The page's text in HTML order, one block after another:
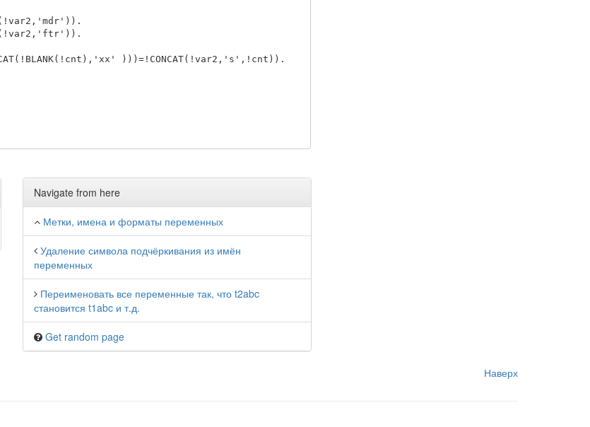
)))=!CONCAT(!var2,'s',!cnt)).
Navigate from here
Метки, имена и форматы переменных
Удаление символа подчёркивания из имён
переменных
Переименовать все переменные так, что t2abc
становится t1abc и т.д.
Get random page
Наверх